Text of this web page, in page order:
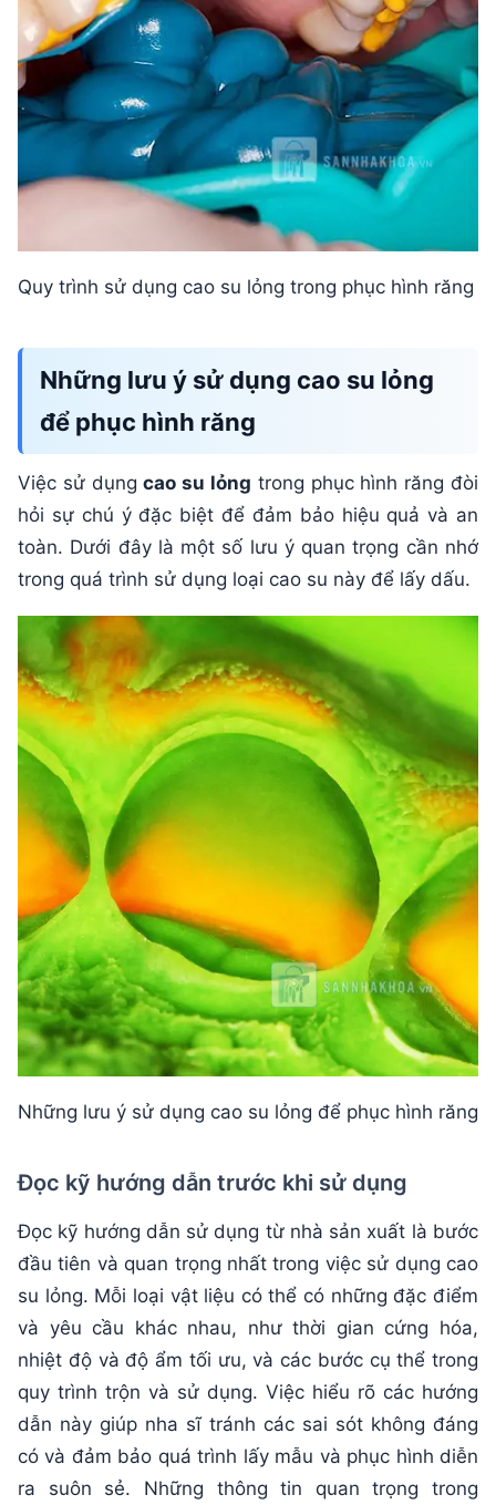
Quy trình sử dụng cao su lỏng trong phục hình răng
Những lưu ý sử dụng cao su lỏng
để phục hình răng
Việc sử dụngcao su lỏng trong phục hình răng đòi
hỏi sự chú ý đặc biệt để đảm bảo hiệu quả và an
toàn. Dưới đây là một số lưu ý quan trọng cần nhớ
trong quá trình sử dụng loại cao su này để lấy dấu.
Những lưu ý sử dụng cao su lỏng để phục hình răng
Đọc kỹ hướng dẫn trước khi sử dụng
Đọc kỹ hướng dẫn sử dụng từ nhà sản xuất là bước
đầu tiên và quan trọng nhất trong việc sử dụng cao
su lỏng. Mỗi loại vật liệu có thể có những đặc điểm
và yêu cầu khác nhau, như thời gian cứng hóa,
nhiệt độ và độ ẩm tối ưu, và các bước cụ thể trong
quy trình trộn và sử dụng. Việc hiểu rõ các hướng
dẫn này giúp nha sĩ tránh các sai sót không đáng
có và đảm bảo quá trình lấy mẫu và phục hình diễn
ra suôn sẻ. Những thông tin quan trọng trong